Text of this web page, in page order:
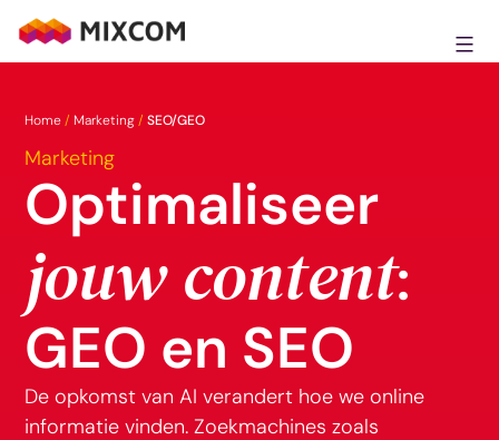
naar
MixCom
Home/ Marketing/SEO/GEO
Marketing
Optimaliseer
jouw content:
GEO en SEO
De opkomst van AI verandert hoe we online
informatie vinden. Zoekmachines zoals